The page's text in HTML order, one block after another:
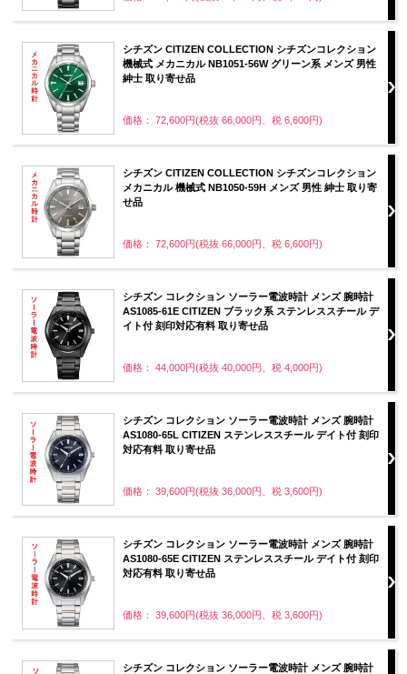
シチズン CITIZEN COLLECTION シチズンコレクション
機械式 メカニカル NB1051-56W グリーン系 メンズ 男性
紳士 取り寄せ品
価格： 72,600円(税抜 66,000円、税 6,600円)
シチズン CITIZEN COLLECTION シチズンコレクション
メカニカル 機械式 NB1050-59H メンズ 男性 紳士 取り寄
せ品
価格： 72,600円(税抜 66,000円、税 6,600円)
シチズン コレクション ソーラー電波時計 メンズ 腕時計
AS1085-61E CITIZEN ブラック系 ステンレススチール デ
イト付 刻印対応有料 取り寄せ品
価格： 44,000円(税抜 40,000円、税 4,000円)
シチズン コレクション ソーラー電波時計 メンズ 腕時計
AS1080-65L CITIZEN ステンレススチール デイト付 刻印
対応有料 取り寄せ品
価格： 39,600円(税抜 36,000円、税 3,600円)
シチズン コレクション ソーラー電波時計 メンズ 腕時計
AS1080-65E CITIZEN ステンレススチール デイト付 刻印
対応有料 取り寄せ品
価格： 39,600円(税抜 36,000円、税 3,600円)
シチズン コレクション ソーラー電波時計 メンズ 腕時計